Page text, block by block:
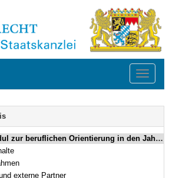
Toggle
in den Jahrgangsstufen 12 und 13 des neunjährigen Gymnasiums sowie in den Jahrgangsstufen II und III des Kollegs
externe Partner